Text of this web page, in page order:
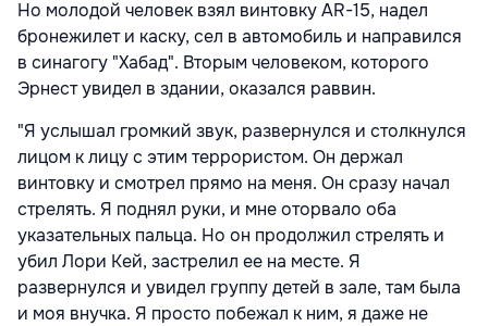
Но молодой человек взял винтовку AR-15, надел
бронежилет и каску, сел в автомобиль и направился
в синагогу "Хабад". Вторым человеком, которого
Эрнест увидел в здании, оказался раввин.
"Я услышал громкий звук, развернулся и столкнулся
лицом к лицу с этим террористом. Он держал
винтовку и смотрел прямо на меня. Он сразу начал
стрелять. Я поднял руки, и мне оторвало оба
указательных пальца. Но он продолжил стрелять и
убил Лори Кей, застрелил ее на месте. Я
развернулся и увидел группу детей в зале, там была
и моя внучка. Я просто побежал к ним, я даже не